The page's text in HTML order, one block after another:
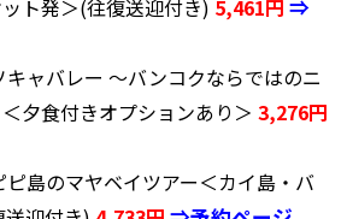
ト発＞(往復送迎付き) 5,461円 ⇒
キャバレー 〜バンコクならではのニ
夕食付きオプションあり＞ 3,276円
ピ島のマヤベイツアー＜カイ島・バ